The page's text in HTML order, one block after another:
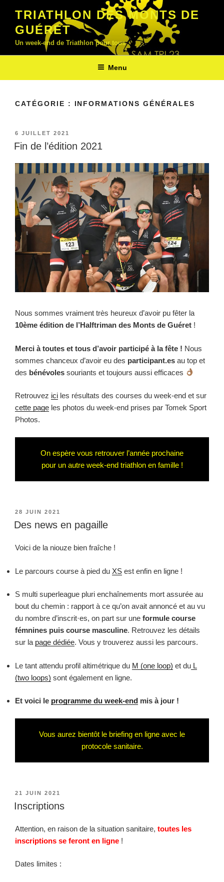
contenu
principal
TRIATHLON DES MONTS DE
GUÉRET
Un week-end de Triathlon pour tous
Menu
CATÉGORIE : INFORMATIONS GÉNÉRALES
PUBLIÉ
LE
6 JUILLET 2021
Fin de l’édition 2021
Nous sommes vraiment très heureux d’avoir pu fêter la
10ème édition de l’Halftriman des Monts de Guéret !
Merci à toutes et tous d’avoir participé à la fête ! Nous
sommes chanceux d’avoir eu des participant.es au top et
des bénévoles souriants et toujours aussi efficaces
Retrouvez ici les résultats des courses du week-end et sur
cette page les photos du week-end prises par Tomek Sport
Photos.
On espère vous retrouver l’année prochaine
pour un autre week-end triathlon en famille !
PUBLIÉ
LE
28 JUIN 2021
Des news en pagaille
Voici de la niouze bien fraîche !
Le parcours course à pied du XS est enfin en ligne !
S multi superleague pluri enchaînements mort assurée au
bout du chemin : rapport à ce qu’on avait annoncé et au vu
du nombre d’inscrit·es, on part sur une formule course
fémnines puis course masculine. Retrouvez les détails
sur la page dédiée. Vous y trouverez aussi les parcours.
Le tant attendu profil altimétrique du M (one loop) et du L
(two loops) sont également en ligne.
Et voici le programme du week-end mis à jour !
Vous aurez bientôt le briefing en ligne avec le
protocole sanitaire.
PUBLIÉ
LE
21 JUIN 2021
Inscriptions
Attention, en raison de la situation sanitaire, toutes les
inscriptions se feront en ligne !
Dates limites :